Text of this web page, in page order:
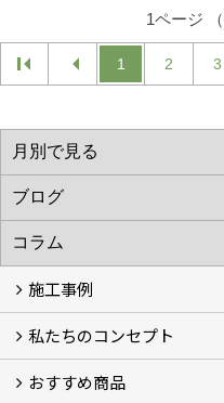
1ページ
1 2 3
施工事例
施工事例
お客様の声 (46)
私たちのコンセプト
コンセプト
完成までの流れ
お庭のメンテナンスについ
おすすめ商品